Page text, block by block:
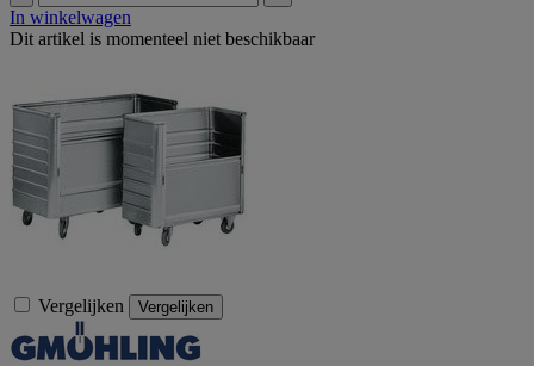
In winkelwagen
Dit artikel is momenteel niet beschikbaar
Vergelijken Vergelijken